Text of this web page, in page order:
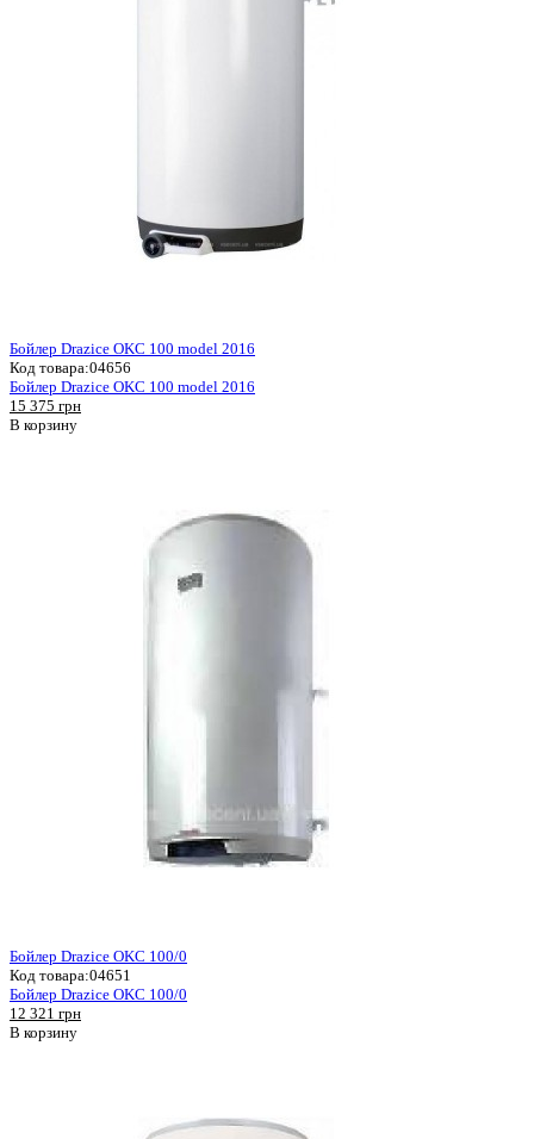
Бойлер Drazice OKC 100 model 2016
Код товара:04656
Бойлер Drazice OKC 100 model 2016
15 375 грн
В корзину
Бойлер Drazice OKC 100/0
Код товара:04651
Бойлер Drazice OKC 100/0
12 321 грн
В корзину